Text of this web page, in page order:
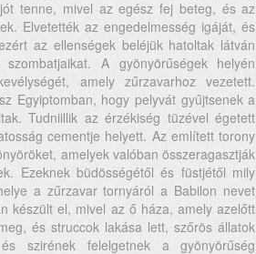
tenne, mivel az egész fej beteg, és az
Elvetették az engedelmesség igáját, és
az ellenségek beléjük hatoltak látván
A gyönyörűségek helyén
amely zűrzavarhoz vezetett.
Egyiptomban, hogy pelyvát gyűjtsenek a
Tudniillik az érzékiség tüzével égetett
cementje helyett. Az említett torony
amelyek valóban összeragasztják
Ezeknek büdösségétől és füstjétől mily
a zűrzavar tornyáról a Babilon nevet
készült el, mivel az ő háza, amely azelőtt
és struccok lakása lett, szőrös állatok
szirének felelgetnek a gyönyörűség